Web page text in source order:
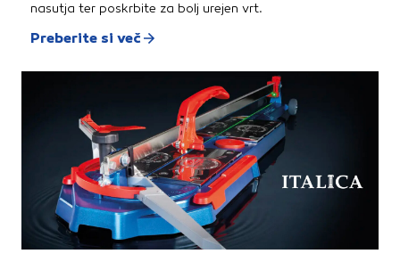
nasutja ter poskrbite za bolj urejen vrt.
Preberite si več